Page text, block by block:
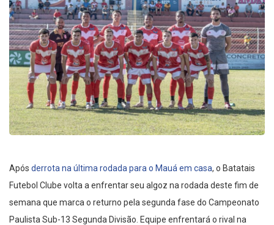
Após derrota na última rodada para o Mauá em casa, o Batatais
Futebol Clube volta a enfrentar seu algoz na rodada deste fim de
semana que marca o returno pela segunda fase do Campeonato